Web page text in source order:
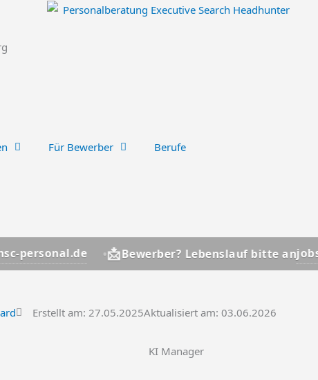
Für Bewerber
Berufe
📩Bewerber? Lebenslauf bitte anjobs@hsc-personal.de
Erstellt am: 27.05.2025Aktualisiert am: 03.06.2026